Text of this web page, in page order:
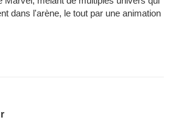
dans l'arène, le tout par une animation